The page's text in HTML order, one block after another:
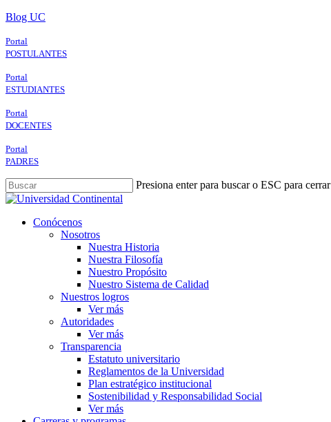
Skip
main
content
Blog UC
Portal
POSTULANTES
Portal
ESTUDIANTES
Portal
DOCENTES
Portal
PADRES
Presiona enter para buscar o ESC para cerrar
Close
search
Menu
Conócenos
Nosotros
Nuestra Historia
Nuestra Filosofía
Nuestro Propósito
Nuestro Sistema de Calidad
Nuestros logros
Ver más
Autoridades
Ver más
Transparencia
Estatuto universitario
Reglamentos de la Universidad
Plan estratégico institucional
Sostenibilidad y Responsabilidad Social
Ver más